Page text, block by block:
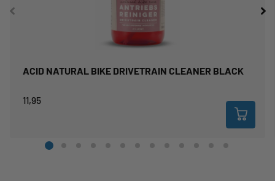
ACID NATURAL BIKE DRIVETRAIN CLEANER BLACK
11,95